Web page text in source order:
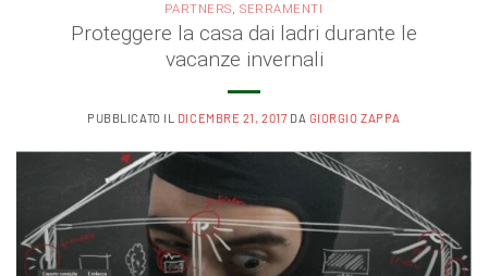
PARTNERS, SERRAMENTI
Proteggere la casa dai ladri durante le
vacanze invernali
PUBBLICATO IL DICEMBRE 21, 2017 DA GIORGIO ZAPPA